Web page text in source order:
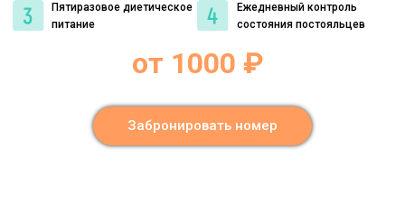
Ежедневный контроль
состояния постояльцев
Пятиразовое диетическое
питание
Забронировать номер
от 1000 ₽